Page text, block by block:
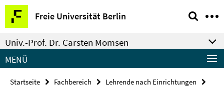
Springe
direkt
zu
Inhalt
Freie Universität Berlin
Service-
Navigation
Univ.-Prof. Dr. Carsten Momsen
MENÜ
Startseite Fachbereich
Lehrende nach Einrichtungen